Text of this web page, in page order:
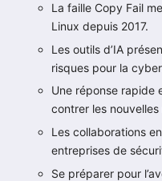
La faille Copy Fail
Linux depuis 2017.
Les outils d’IA
risques pour la
Une réponse rapide
contrer les nouvelles
Les collaborations
entreprises de
Se préparer pour